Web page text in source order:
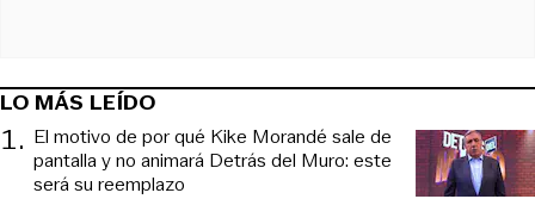
LO MÁS LEÍDO
1. El motivo de por qué Kike Morandé sale de
pantalla y no animará Detrás del Muro: este
será su reemplazo